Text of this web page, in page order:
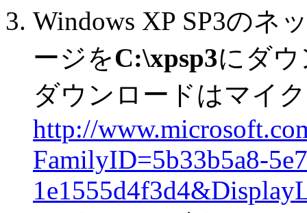
Windows XP SP3のネ
ージをC:\xpsp3にダ
ダウンロードはマイ
http://
FamilyID=5b33b5a8-